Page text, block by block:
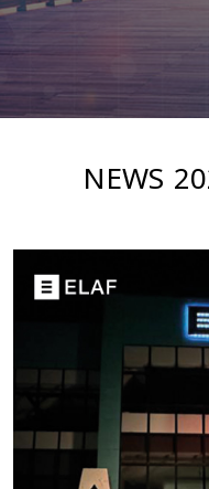
إيلاف التقوى